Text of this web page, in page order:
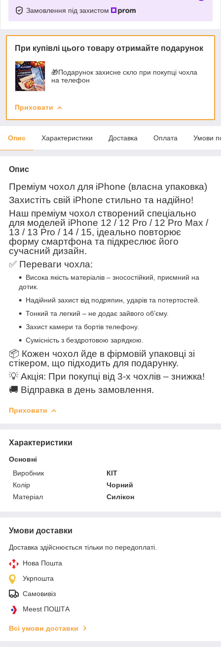
Замовлення під захистом
При купівлі цього товару отримайте подарунок
🎁Подарунок захисне скло при покупці чохла
на телефон
Приховати
Опис Характеристики Доставка Оплата Умови
Опис
Преміум чохол для iPhone (власна упаковка)
Захистіть свій iPhone стильно та надійно!
Наш преміум чохол створений спеціально
для моделей iPhone 12 / 12 Pro / 12 Pro Max /
13 / 13 Pro / 14 / 15, ідеально повторює
форму смартфона та підкреслює його
сучасний дизайн.
✅ Переваги чохла:
Висока якість матеріалів – зносостійкий, приємний на
дотик.
Надійний захист від подряпин, ударів та потертостей.
Тонкий та легкий – не додає зайвого об’єму.
Захист камери та бортів телефону.
Сумісність з бездротовою зарядкою.
📦 Кожен чохол йде в фірмовій упаковці зі
стікером, що підходить для подарунку.
💡 Акція: При покупці від 3-х чохлів – знижка!
🚚 Відправка в день замовлення.
Приховати
Характеристики
Основні
Виробник
КІТ
Колір
Чорний
Матеріал
Силікон
Умови доставки
Доставка здійснюється тільки по передоплаті.
Нова Пошта
Укрпошта
Самовивіз
Meest ПОШТА
Всі умови доставки